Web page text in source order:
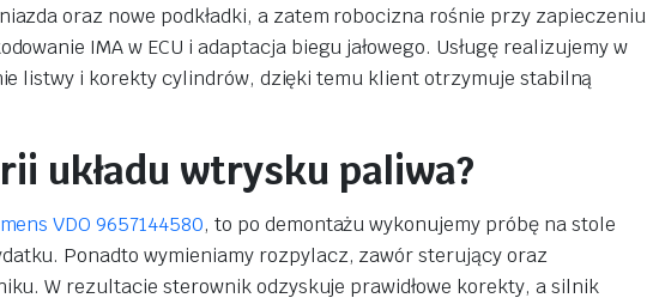
oraz nowe podkładki, a zatem robocizna rośnie przy zapieczeniu
IMA w ECU i adaptacja biegu jałowego. Usługę realizujemy w
listwy i korekty cylindrów, dzięki temu klient otrzymuje stabilną
układu wtrysku paliwa?
VDO 9657144580, to po demontażu wykonujemy próbę na stole
Ponadto wymieniamy rozpylacz, zawór sterujący oraz
W rezultacie sterownik odzyskuje prawidłowe korekty, a silnik